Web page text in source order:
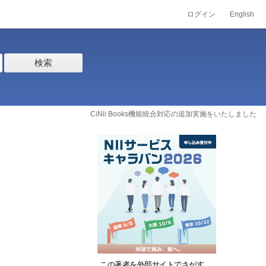
ログイン English
検索
CiNii Books機能統合対応の追加実施をいたしました